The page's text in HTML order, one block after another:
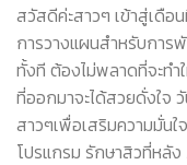
สวัสดีค่ะสาวๆ เข้าสู่เดือ
การวางแผนสำหรับการ
ทั้งที ต้องไม่พลาดที่จะทำ
ที่ออกมาจะได้สวยดั่งใจ
สาวๆเพื่อเสริมความมั่น
โปรแกรม รักษาสิวที่หลัง